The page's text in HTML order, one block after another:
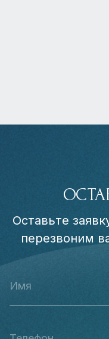
Оставьте
перезвоним